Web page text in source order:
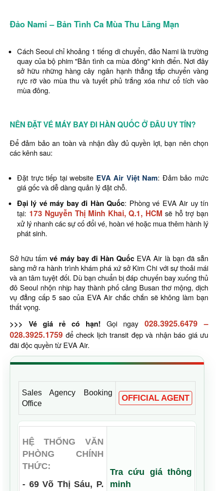
Đảo Nami – Bản Tình Ca Mùa Thu Lãng Mạn
Cách Seoul chỉ khoảng 1 tiếng di chuyển, đảo Nami là trường
quay của bộ phim "Bản tình ca mùa đông" kinh điển. Nơi đây
sở hữu những hàng cây ngân hạnh thẳng tắp chuyển vàng
rực rỡ vào mùa thu và tuyết phủ trắng xóa như cổ tích vào
mùa đông.
NÊN ĐẶT VÉ MÁY BAY ĐI HÀN QUỐC Ở ĐÂU UY TÍN?
Để đảm bảo an toàn và nhận đầy đủ quyền lợi, bạn nên chọn
các kênh sau:
Đặt trực tiếp tại website EVA Air Việt Nam: Đảm bảo mức
giá gốc và dễ dàng quản lý đặt chỗ.
Đại lý vé máy bay đi Hàn Quốc: Phòng vé EVA Air uy tín
tại: 173 Nguyễn Thị Minh Khai, Q.1, HCM sẽ hỗ trợ bạn
xử lý nhanh các sự cố đổi vé, hoàn vé hoặc mua thêm hành lý
phát sinh.
Sở hữu tấmvé máy bay đi Hàn Quốc EVA Air là bạn đã sẵn
sàng mở ra hành trình khám phá xứ sở Kim Chi với sự thoải mái
và an tâm tuyệt đối. Dù bạn chuẩn bị đáp chuyến bay xuống thủ
đô Seoul nhộn nhịp hay thành phố cảng Busan thơ mộng, dịch
vụ đẳng cấp 5 sao của EVA Air chắc chắn sẽ không làm bạn
thất vọng.
>>> Vé giá rẻ có hạn! Gọi ngay 028.3925.6479 –
028.3925.1759 để check lịch transit đẹp và nhận báo giá ưu
đãi độc quyền từ EVA Air.
Sales Agency Booking
Office
OFFICIAL AGENT
HỆ THỐNG VĂN
PHÒNG CHÍNH
THỨC:
- 69 Võ Thị Sáu, P.
Tra cứu giá thông
minh